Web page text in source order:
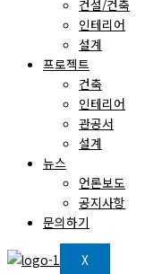
건설/건축
인테리어
설계
프로젝트
건축
인테리어
관공서
설계
뉴스
언론보도
공지사항
문의하기
X